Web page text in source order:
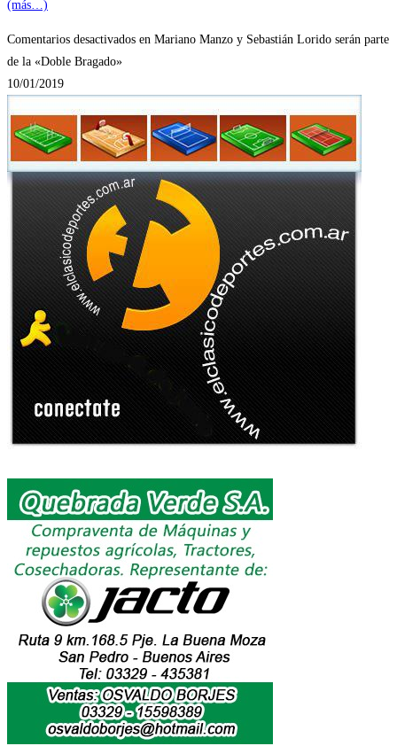
(más…)
Comentarios desactivados en Mariano Manzo y Sebastián Lorido serán parte
de la «Doble Bragado»
10/01/2019